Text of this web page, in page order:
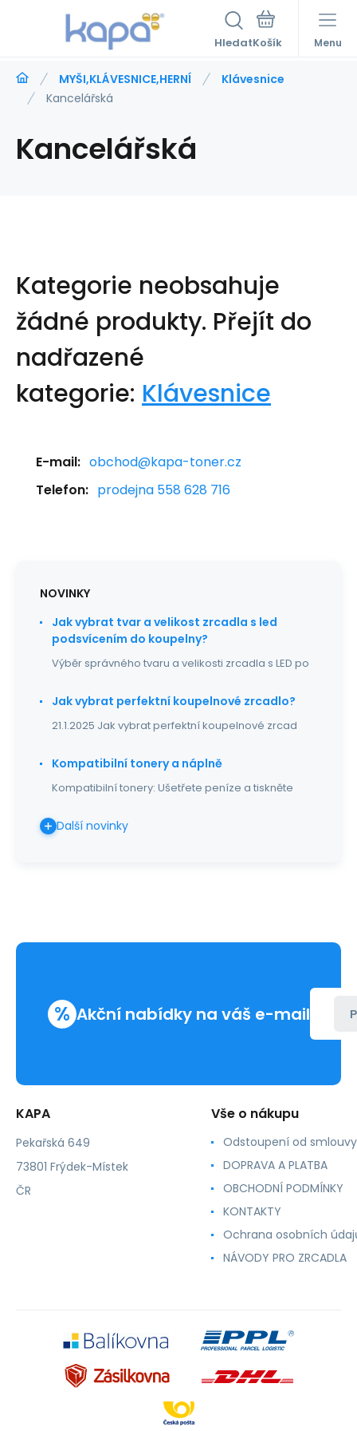
Hledat Menu
MYŠI,KLÁVESNICE,HERNÍ
Klávesnice
Kancelářská
Kancelářská
Kategorie neobsahuje
žádné produkty. Přejít do
nadřazené
kategorie: Klávesnice
E-mail: obchod@kapa-toner.cz
Telefon: prodejna 558 628 716
NOVINKY
Jak vybrat tvar a velikost zrcadla s led
podsvícením do koupelny?
Výběr správného tvaru a velikosti zrcadla s LED po
Jak vybrat perfektní koupelnové zrcadlo?
21.1.2025 Jak vybrat perfektní koupelnové zrcad
Kompatibilní tonery a náplně
Kompatibilní tonery: Ušetřete peníze a tiskněte
Další novinky
% Akční nabídky na váš e-mail
KAPA
Pekařská 649
73801 Frýdek-Místek
ČR
Vše o nákupu
Odstoupení od smlouvy
DOPRAVA A PLATBA
OBCHODNÍ PODMÍNKY
KONTAKTY
Ochrana osobních
NÁVODY PRO ZRCADLA